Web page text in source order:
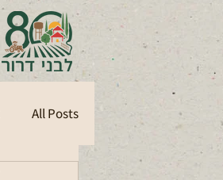
All Posts